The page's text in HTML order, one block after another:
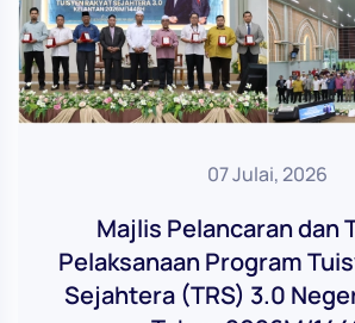
07 Julai, 2026
Majlis Pelancaran dan
Pelaksanaan Program
Sejahtera (TRS) 3.0